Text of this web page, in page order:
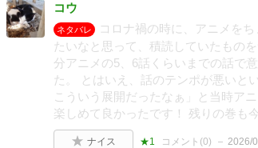
コウ
ネタバレ
コロナ禍の時に、アニメを
たいなと思って、積読していたもの
分アニメの5、6話くらいまでの話で
た。 とはいえ、話のテンポが悪いと
こういう展開だったなぁ」と当時ア
楽しめて良かったです！ 残りの巻も
ナイス ★1 コメント(0) 2026/